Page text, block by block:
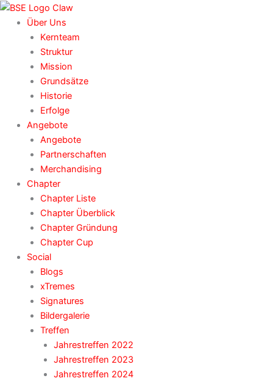
Zum
Inhalt
springen
Über Uns
Kernteam
Struktur
Mission
Grundsätze
Historie
Erfolge
Angebote
Angebote
Partnerschaften
Merchandising
Chapter
Chapter Liste
Chapter Überblick
Chapter Gründung
Chapter Cup
Social
Blogs
xTremes
Signatures
Bildergalerie
Treffen
Jahrestreffen 2022
Jahrestreffen 2023
Jahrestreffen 2024